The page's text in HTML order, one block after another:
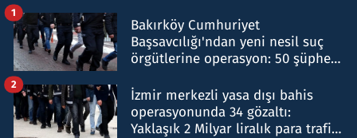
Bakırköy Cumhuriyet
Başsavcılığı'ndan yeni nesil suç
örgütlerine operasyon: 50 şüpheli
1
İzmir merkezli yasa dışı bahis
operasyonunda 34 gözaltı:
Yaklaşık 2 Milyar liralık para trafiği
2